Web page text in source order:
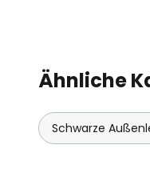
Ähnliche
Schwarze